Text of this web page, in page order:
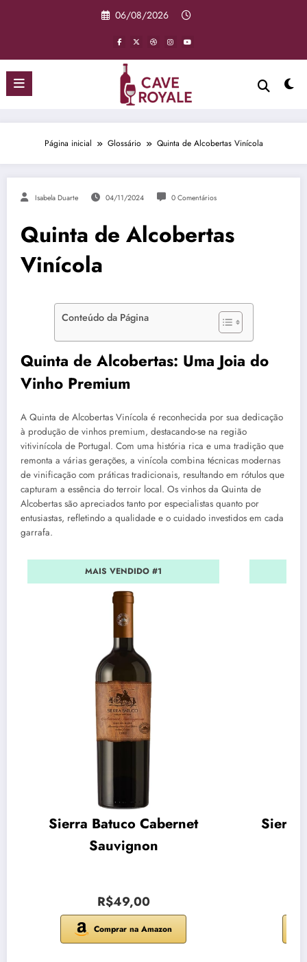
06/08/2026
Página inicial Glossário Quinta de Alcobertas Vinícola
Isabela Duarte 04/11/2024 0 Comentários
Quinta de Alcobertas
Vinícola
Conteúdo da Página
Quinta de Alcobertas: Uma Joia do
Vinho Premium
A Quinta de Alcobertas Vinícola é reconhecida por sua dedicação
à produção de vinhos premium, destacando-se na região
vitivinícola de Portugal. Com uma história rica e uma tradição que
remonta a várias gerações, a vinícola combina técnicas modernas
de vinificação com práticas tradicionais, resultando em rótulos que
capturam a essência do terroir local. Os vinhos da Quinta de
Alcobertas são apreciados tanto por especialistas quanto por
entusiastas, refletindo a qualidade e o cuidado investidos em cada
garrafa.
MAIS VENDIDO #1
Sierra Batuco Cabernet
Sauvignon
R$49,00
Comprar na Amazon
Sierra